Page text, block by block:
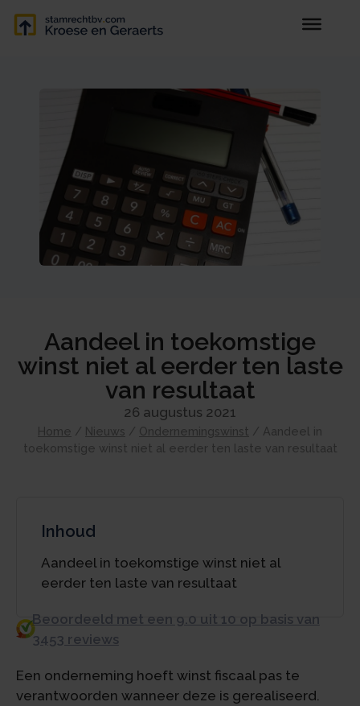
Aandeel in toekomstige
winst niet al eerder ten laste
van resultaat
26 augustus 2021
Home / Nieuws / Ondernemingswinst / Aandeel in
toekomstige winst niet al eerder ten laste van resultaat
Inhoud
Aandeel in toekomstige winst niet al
eerder ten laste van resultaat
Beoordeeld met een 9.0 uit 10 op basis van
3453 reviews
Een onderneming hoeft winst fiscaal pas te
verantwoorden wanneer deze is gerealiseerd.